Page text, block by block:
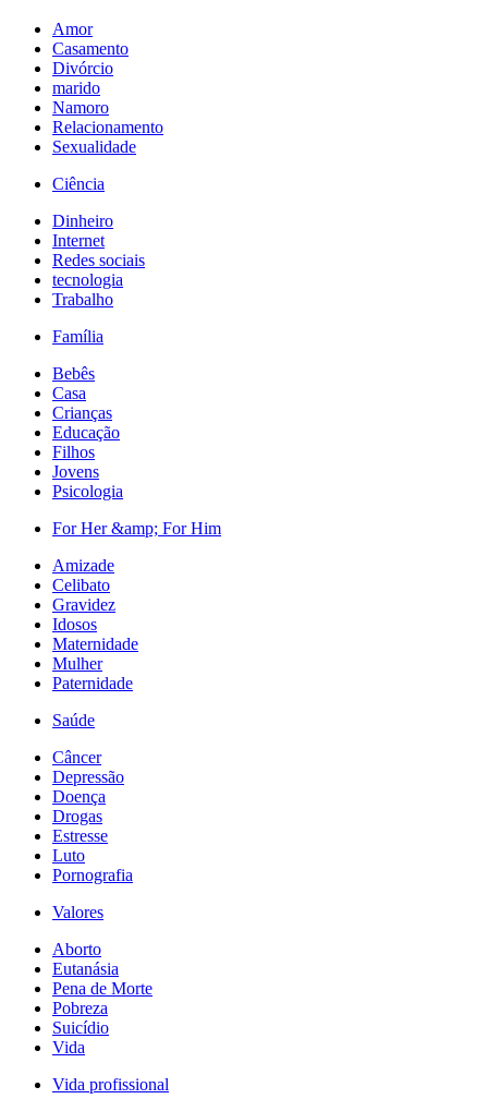
Amor
Casamento
Divórcio
marido
Namoro
Relacionamento
Sexualidade
Ciência
Dinheiro
Internet
Redes sociais
tecnologia
Trabalho
Família
Bebês
Casa
Crianças
Educação
Filhos
Jovens
Psicologia
For Her &amp; For Him
Amizade
Celibato
Gravidez
Idosos
Maternidade
Mulher
Paternidade
Saúde
Câncer
Depressão
Doença
Drogas
Estresse
Luto
Pornografia
Valores
Aborto
Eutanásia
Pena de Morte
Pobreza
Suicídio
Vida
Vida profissional